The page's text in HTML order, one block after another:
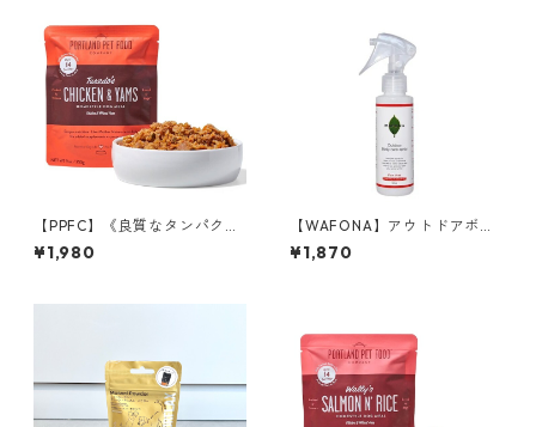
【PPFC】《良質なタンパク
源》タキシード チキン＆サ
ツマイモ
¥1,980
【WAFONA】アウトドアボデ
ィケアスプレー(犬・猫兼用)
120ml
¥1,870